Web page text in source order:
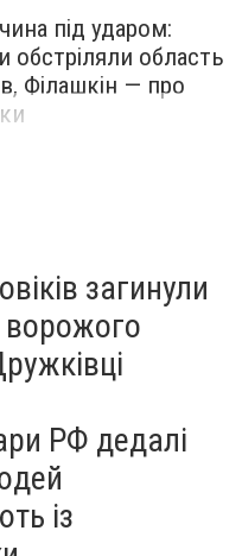
під ударом:
обстріляли область
Філашкін — про
загинули
ворожого
РФ дедалі
із